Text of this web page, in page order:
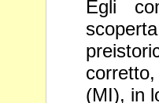
Egli
(MI), in